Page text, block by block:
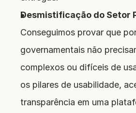
Desmistificação do Setor
Conseguimos provar que
governamentais não
complexos ou difíceis de
os pilares de usabilidade,
transparência em uma